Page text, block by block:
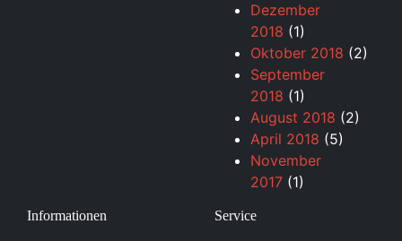
Dezember
2018 (1)
Oktober 2018 (2)
September
2018 (1)
August 2018 (2)
April 2018 (5)
November
2017 (1)
Informationen Service